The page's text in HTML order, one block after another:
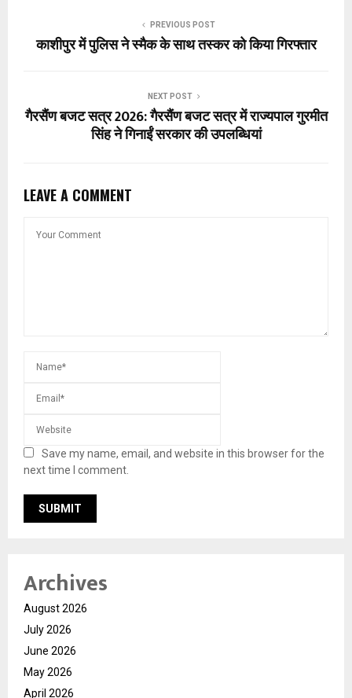
PREVIOUS POST
काशीपुर में पुलिस ने स्मैक के साथ तस्कर को किया गिरफ्तार
NEXT POST
गैरसैंण बजट सत्र 2026: गैरसैंण बजट सत्र में राज्यपाल गुरमीत
सिंह ने गिनाईं सरकार की उपलब्धियां
LEAVE A COMMENT
Save my name, email, and website in this browser for the
next time I comment.
Archives
August 2026
July 2026
June 2026
May 2026
April 2026